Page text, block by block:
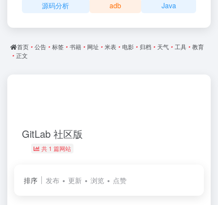
源码分析
adb Java
首页 • 公告 • 标签 • 书籍 • 网址 • 米表 • 电影 • 归档 • 天气 • 工具 • 教育
• 正文
GitLab 社区版
共 1 篇网站
排序 发布 更新 浏览 点赞